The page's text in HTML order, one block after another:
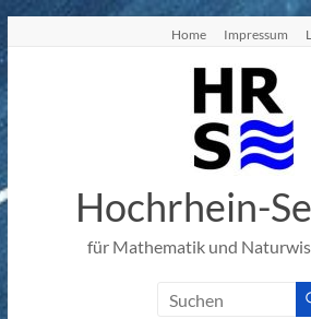
Inhalt
Home Impressum
Hochrhein-
für Mathematik und